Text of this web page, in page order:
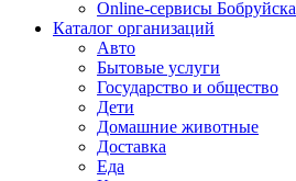
Online-сервисы Бобруйска
Каталог организаций
Авто
Бытовые услуги
Государство и общество
Дети
Домашние животные
Доставка
Еда